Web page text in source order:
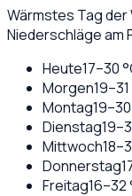
Wärmstes Tag der
Niederschläge am
Heute17–30
Morgen19–31
Montag19–30
Dienstag19–
Mittwoch18–
Donnerstag
Freitag16–32